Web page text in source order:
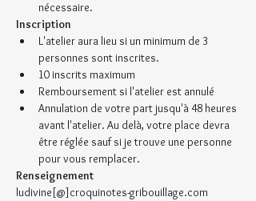
nécessaire.
Inscription
L'atelier aura lieu si un minimum de 3
personnes sont inscrites.
10 inscrits maximum
Remboursement si l'atelier est annulé
Annulation de votre part jusqu'à 48 heures
avant l'atelier. Au delà, votre place devra
être réglée sauf si je trouve une personne
pour vous remplacer.
Renseignement
ludivine[@]croquinotes-gribouillage.com